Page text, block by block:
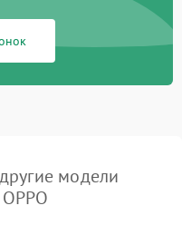
модели